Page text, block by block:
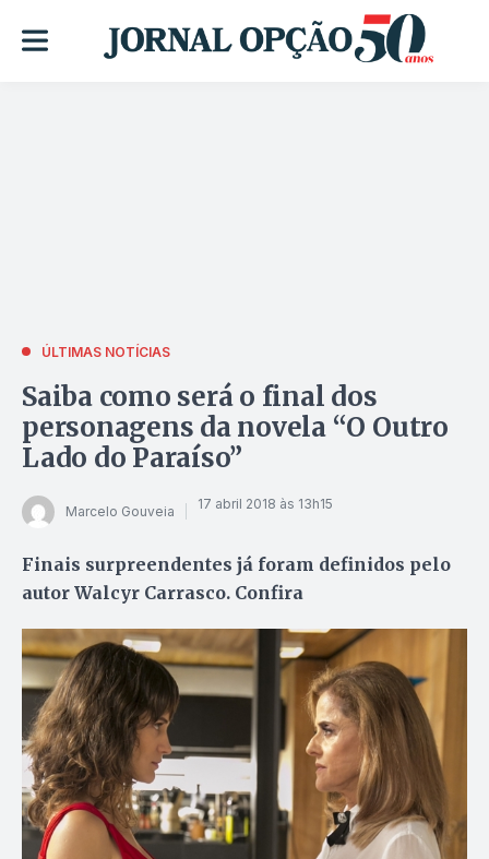
ÚLTIMAS NOTÍCIAS
Saiba como será o final dos
personagens da novela “O Outro
Lado do Paraíso”
Marcelo Gouveia 17 abril 2018 às 13h15
Finais surpreendentes já foram definidos pelo
autor Walcyr Carrasco. Confira